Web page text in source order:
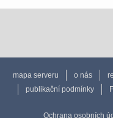
mapa serveru o nás
publikační podmínky
Ochrana osobních